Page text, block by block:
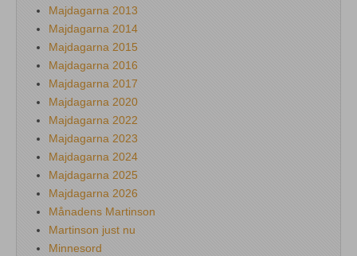
Majdagarna 2013
Majdagarna 2014
Majdagarna 2015
Majdagarna 2016
Majdagarna 2017
Majdagarna 2020
Majdagarna 2022
Majdagarna 2023
Majdagarna 2024
Majdagarna 2025
Majdagarna 2026
Månadens Martinson
Martinson just nu
Minnesord